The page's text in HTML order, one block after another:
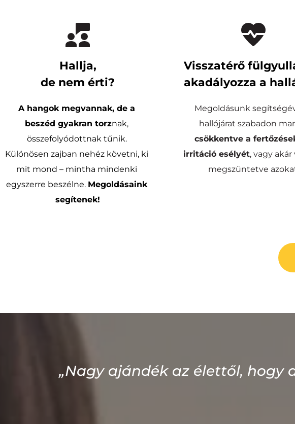
Hallja,
de nem érti?
A hangok megvannak, de a
beszéd gyakran torznak,
összefolyódottnak tűnik.
Különösen zajban nehéz követni, ki
mit mond – mintha mindenki
egyszerre beszélne. Megoldásaink
segítenek!
Visszatérő
akadályozza a
Megoldásunk
csökkentve a
irritáció esélyét, vagy akár
megszüntetve
„Nagy ajándék az élettől, hogy